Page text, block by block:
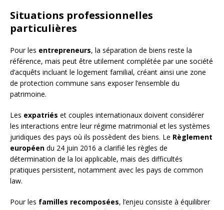
Situations professionnelles
particulières
Pour les entrepreneurs, la séparation de biens reste la
référence, mais peut être utilement complétée par une société
d’acquêts incluant le logement familial, créant ainsi une zone
de protection commune sans exposer l’ensemble du
patrimoine.
Les expatriés et couples internationaux doivent considérer
les interactions entre leur régime matrimonial et les systèmes
juridiques des pays où ils possèdent des biens. Le Règlement
européen du 24 juin 2016 a clarifié les règles de
détermination de la loi applicable, mais des difficultés
pratiques persistent, notamment avec les pays de common
law.
Pour les familles recomposées, l’enjeu consiste à équilibrer